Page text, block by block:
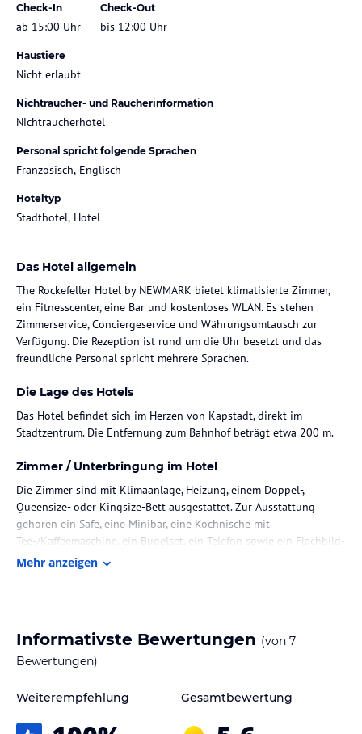
Check-In
ab 15:00 Uhr
Check-Out
bis 12:00 Uhr
Haustiere
Nicht erlaubt
Nichtraucher- und Raucherinformation
Nichtraucherhotel
Personal spricht folgende Sprachen
Französisch, Englisch
Hoteltyp
Stadthotel, Hotel
Das Hotel allgemein
The Rockefeller Hotel by NEWMARK bietet klimatisierte Zimmer,
ein Fitnesscenter, eine Bar und kostenloses WLAN. Es stehen
Zimmerservice, Conciergeservice und Währungsumtausch zur
Verfügung. Die Rezeption ist rund um die Uhr besetzt und das
freundliche Personal spricht mehrere Sprachen.
Die Lage des Hotels
Das Hotel befindet sich im Herzen von Kapstadt, direkt im
Stadtzentrum. Die Entfernung zum Bahnhof beträgt etwa 200 m.
Zimmer / Unterbringung im Hotel
Die Zimmer sind mit Klimaanlage, Heizung, einem Doppel-,
Queensize- oder Kingsize-Bett ausgestattet. Zur Ausstattung
gehören ein Safe, eine Minibar, eine Kochnische mit
Tee-/Kaffeemaschine, ein Bügelset, ein Telefon sowie ein Flachbild-
TV mit Satellitenempfang. WLAN ist in den Zimmern kostenfrei. Die
In der Unterkunft wird ein tägliches Frühstücksbuffet angeboten.
Es gibt gastronomische Einrichtungen wie ein Restaurant, ein Café
bereithalten. Diätgerichte und Kindermenüs sind auf Wunsch
Mehr anzeigen
Informativste Bewertungen (von 7
Bewertungen)
Weiterempfehlung Gesamtbewertung